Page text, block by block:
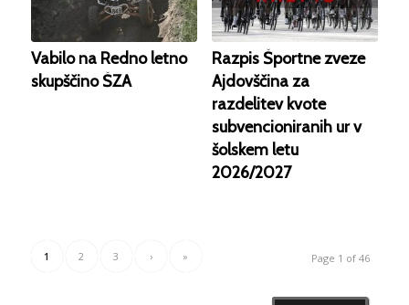
Vabilo na Redno letno
skupščino ŠZA
Razpis Športne zveze
Ajdovščina za
razdelitev kvote
subvencioniranih ur v
šolskem letu
2026/2027
Page 1 of 46
1 2 3 › »